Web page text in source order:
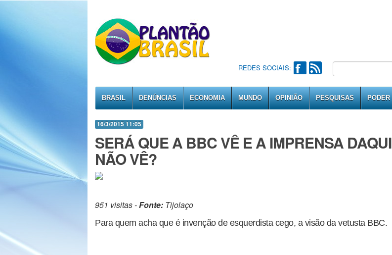
REDES SOCIAIS:
BRASIL DENÚNCIAS ECONOMIA MUNDO OPINIÃO PESQUISAS PODER
16/3/2015 11:05
SERÁ QUE A BBC VÊ E A IMPRENSA DAQUI
NÃO VÊ?
951 visitas -Fonte: Tijolaço
Para quem acha que é invenção de esquerdista cego, a visão da vetusta BBC.